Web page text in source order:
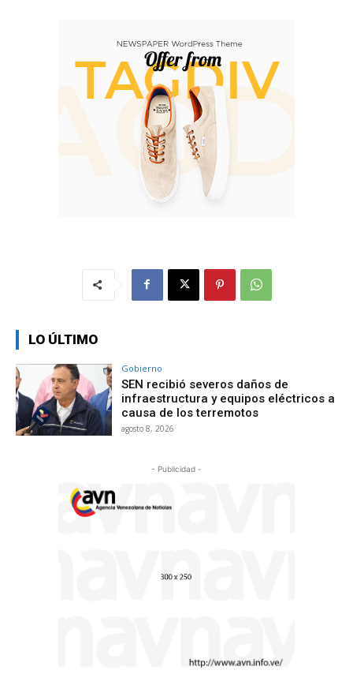
LO ÚLTIMO
Gobierno
SEN recibió severos daños de
infraestructura y equipos eléctricos a
causa de los terremotos
agosto 8, 2026
- Publicidad -